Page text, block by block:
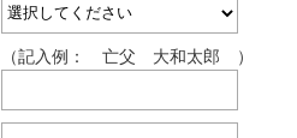
（記入例： 亡父 大和太郎 ）